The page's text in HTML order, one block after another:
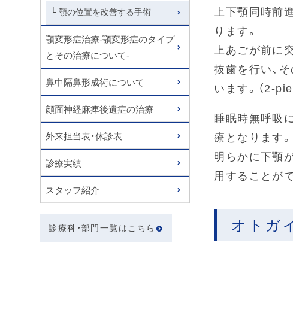
顎の位置を改善する手術
顎変形症治療-顎変形症のタイプ
とその治療について-
鼻中隔鼻形成術について
顔面神経麻痺後遺症の治療
外来担当表・休診表
診療実績
スタッフ紹介
診療科・部門一覧はこちら
上下顎同時前
ります。
上あごが前に
抜歯を行い、
います。（2-
睡眠時無呼吸
療となります。
明らかに下顎
用することが
オトガ